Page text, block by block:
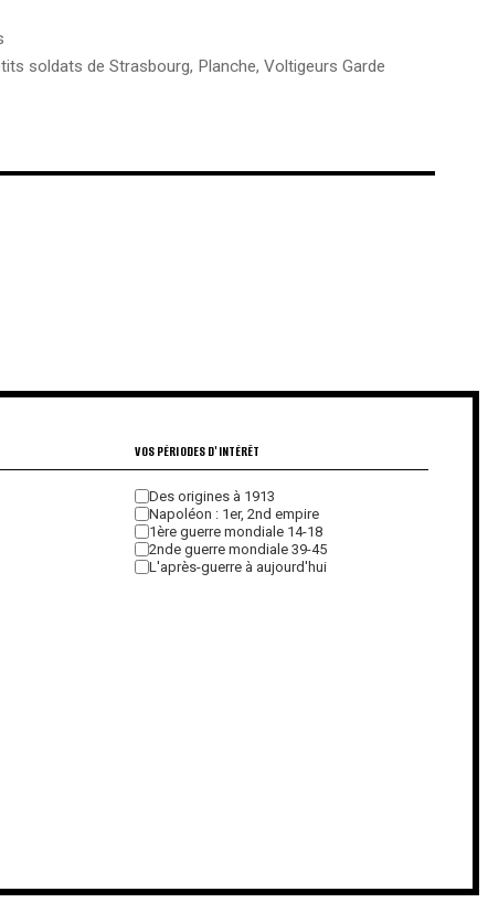
soldats de Strasbourg, Planche, Voltigeurs Garde
VOS PÉRIODES D'INTÉRÊT
Des origines à 1913
Napoléon : 1er, 2nd empire
1ère guerre mondiale 14-18
2nde guerre mondiale 39-45
L'après-guerre à aujourd'hui